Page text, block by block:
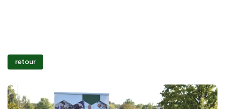
retour